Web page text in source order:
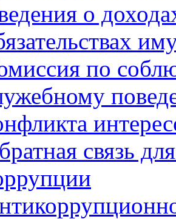
о
по
связь